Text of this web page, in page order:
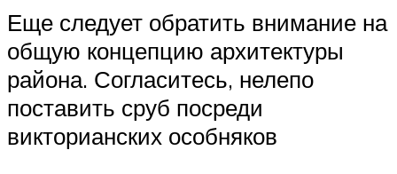
Еще следует обратить внимание на
общую концепцию архитектуры
района. Согласитесь, нелепо
поставить сруб посреди
викторианских особняков